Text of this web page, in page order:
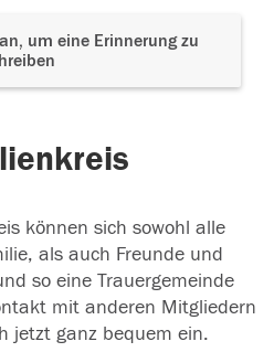
um eine Erinnerung zu
können sich sowohl alle
als auch Freunde und
so eine Trauergemeinde
mit anderen Mitgliedern
jetzt ganz bequem ein.